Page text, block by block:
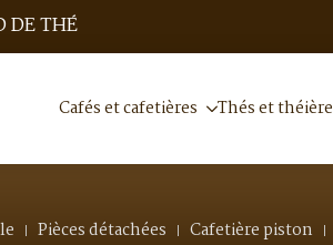
DE THÉ
Cafés et cafetières Thés et
Pièces détachées Cafetière piston